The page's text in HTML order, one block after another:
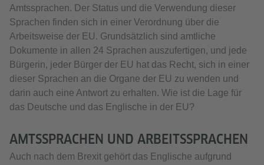
Amtssprachen. Der Status und die Verwendung dieser
Sprachen finden sich in einer Verordnung über die
Arbeitsweise der EU. Grundsätzlich sind amtliche
Dokumente in allen 24 Sprachen auszufertigen, und jede
Bürgerin, jeder Bürger der EU hat das Recht, sich in einer
dieser Sprachen an die Organe der EU zu wenden und
darin auch eine Antwort zu erhalten. Wie ist die Lage für
das Deutsche und das Englische in der EU?
AMTSSPRACHEN UND ARBEITSSPRACHEN
Auch nach dem Brexit gehört das Englische aufgrund